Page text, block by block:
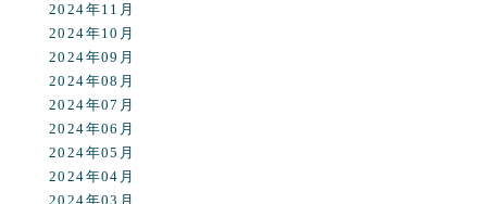
2024年11月
2024年10月
2024年09月
2024年08月
2024年07月
2024年06月
2024年05月
2024年04月